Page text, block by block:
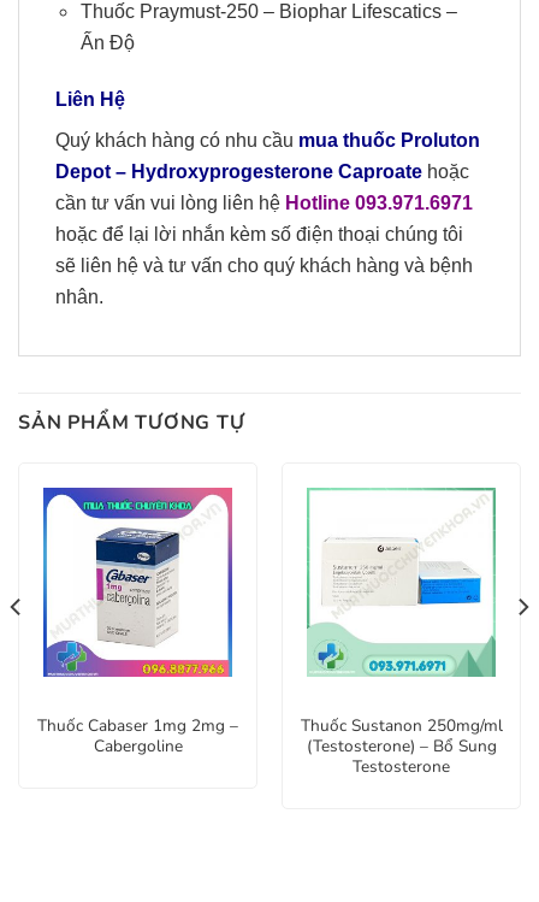
Thuốc Praymust-250 – Biophar Lifescatics –
Ấn Độ
Liên Hệ
Quý khách hàng có nhu cầu mua thuốc Proluton
Depot – Hydroxyprogesterone Caproate hoặc
cần tư vấn vui lòng liên hệ Hotline 093.971.6971
hoặc để lại lời nhắn kèm số điện thoại chúng tôi
sẽ liên hệ và tư vấn cho quý khách hàng và bệnh
nhân.
SẢN PHẨM TƯƠNG TỰ
Thuốc Cabaser 1mg 2mg –
Cabergoline
Thuốc Sustanon 250mg/ml
(Testosterone) – Bổ Sung
Testosterone